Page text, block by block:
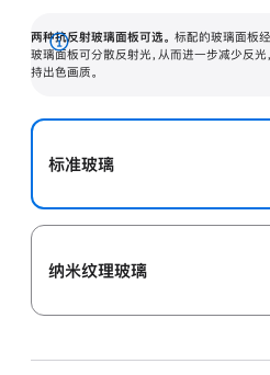
两种抗反射玻璃面板可选。 标配的玻璃面板
玻璃面板可分散反射光，从而进一步减少反
持出色画质。
展
开
标准玻璃
纳米纹理玻璃